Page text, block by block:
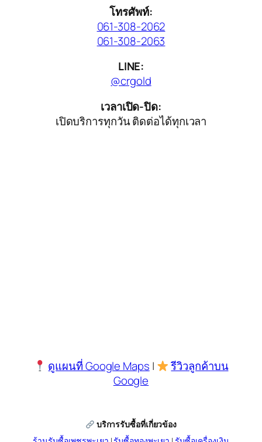
โทรศัพท์:
061-308-2062
061-308-2063
LINE:
@crgold
เวลาเปิด-ปิด:
เปิดบริการทุกวัน ติดต่อได้ทุกเวลา
ดูแผนที่ Google Maps |
รีวิวลูกค้าบน
Google
บริการรับซื้อที่เกี่ยวข้อง